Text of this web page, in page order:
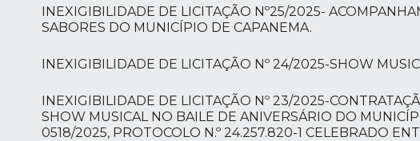
INEXIGIBILIDADE DE LICITAÇÃO Nº25/2025-
SABORES DO MUNICÍPIO DE CAPANEMA.
INEXIGIBILIDADE DE LICITAÇÃO Nº 24/2025-SHOW
INEXIGIBILIDADE DE LICITAÇÃO Nº 23/2025-
SHOW MUSICAL NO BAILE DE ANIVERSÁRIO DO
0518/2025, PROTOCOLO N.º 24.257.820-1 CELEBRADO